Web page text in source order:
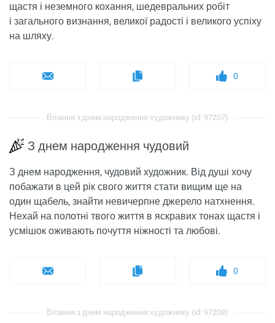
щастя і неземного кохання, шедевральних робіт
і загального визнання, великої радості і великого успіху
на шляху.
0
Вітання з днем ​​народження художнику (id: 97207)
З днем ​​народження чудовий
З днем ​​народження, чудовий художник. Від душі хочу
побажати в цей рік свого життя стати вищим ще на
один щабель, знайти невичерпне джерело натхнення.
Нехай на полотні твого життя в яскравих тонах щастя і
усмішок оживають почуття ніжності та любові.
0
Вітання з днем ​​народження художнику (id: 97208)